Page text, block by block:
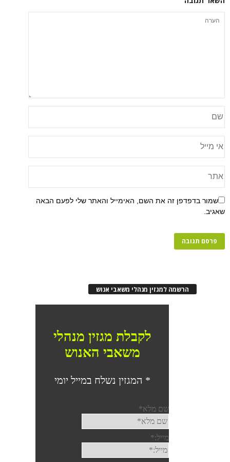
זה את השם, האימייל והאתר שלי לפעם הבאה
הרשמה למגזין מנהלי משאבי אנוש